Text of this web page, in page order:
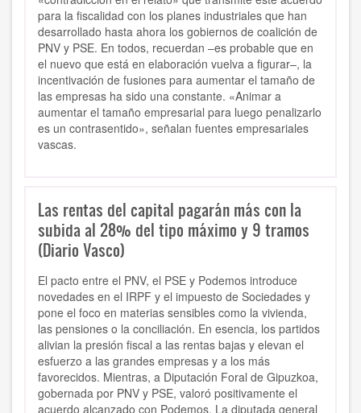
para la fiscalidad con los planes industriales que han
desarrollado hasta ahora los gobiernos de coalición de
PNV y PSE. En todos, recuerdan –es probable que en
el nuevo que está en elaboración vuelva a figurar–, la
incentivación de fusiones para aumentar el tamaño de
las empresas ha sido una constante. «Animar a
aumentar el tamaño empresarial para luego penalizarlo
es un contrasentido», señalan fuentes empresariales
vascas.
Las rentas del capital pagarán más con la
subida al 28% del tipo máximo y 9 tramos
(Diario Vasco)
El pacto entre el PNV, el PSE y Podemos introduce
novedades en el IRPF y el impuesto de Sociedades y
pone el foco en materias sensibles como la vivienda,
las pensiones o la conciliación. En esencia, los partidos
alivian la presión fiscal a las rentas bajas y elevan el
esfuerzo a las grandes empresas y a los más
favorecidos. Mientras, a Diputación Foral de Gipuzkoa,
gobernada por PNV y PSE, valoró positivamente el
acuerdo alcanzado con Podemos. La diputada general